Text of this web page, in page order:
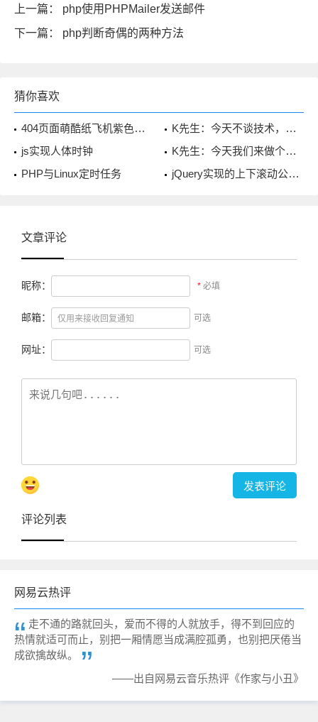
上一篇： php使用PHPMailer发送邮件
下一篇： php判断奇偶的两种方法
猜你喜欢
404页面萌酷纸飞机紫色星空背景
K先生：今天不谈技术，来聊聊心情
js实现人体时钟
K先生：今天我们来做个约定吧
PHP与Linux定时任务
jQuery实现的上下滚动公告栏
文章评论
昵称： * 必填
邮箱： 可选
网址： 可选
评论列表
网易云热评
走不通的路就回头，爱而不得的人就放手，得不到回应的
热情就适可而止，别把一厢情愿当成满腔孤勇，也别把厌倦当
成欲擒故纵。
——出自网易云音乐热评《作家与小丑》